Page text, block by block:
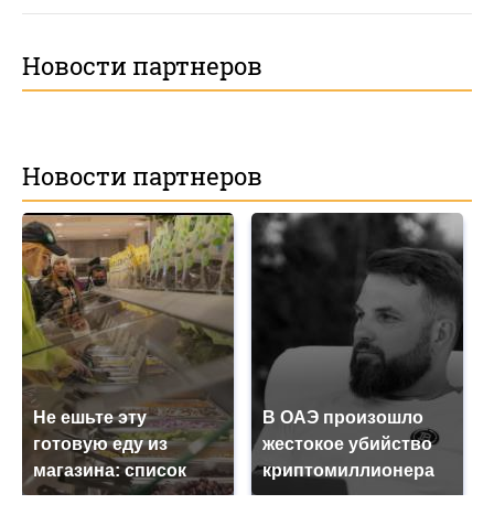
Новости партнеров
Новости партнеров
Не ешьте эту
готовую еду из
магазина: список
В ОАЭ произошло
жестокое убийство
криптомиллионера